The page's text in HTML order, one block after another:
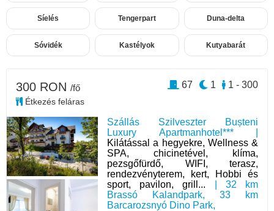
Síelés Tengerpart Duna-delta
Sóvidék Kastélyok Kutyabarát
Szállás Szilveszter Bușteni
Luxury Apartmanhotel*** |
Kilátással a hegyekre, Wellness &
SPA, chicinetével, klíma,
pezsgőfürdő, WIFI, terasz,
rendezvényterem, kert, Hobbi és
sport, pavilon, grill... | 32 km
Brassó Kalandpark, 33 km
Barcarozsnyó Dino Park,
300 RON /fő
Étkezés feláras
1 - 300
1
67